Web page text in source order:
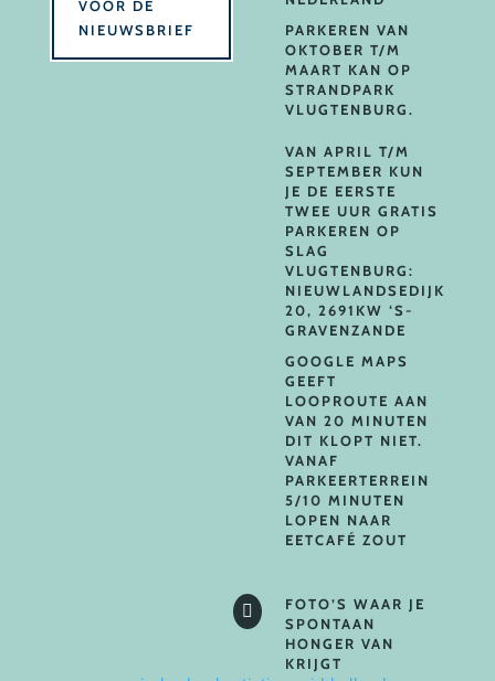
VOOR DE
NIEUWSBRIEF
PARKEREN VAN
OKTOBER T/M
MAART KAN OP
STRANDPARK
VLUGTENBURG.
VAN APRIL T/M
SEPTEMBER KUN
JE DE EERSTE
TWEE UUR GRATIS
PARKEREN OP
SLAG
VLUGTENBURG:
NIEUWLANDSEDIJK
20, 2691KW ‘S-
GRAVENZANDE
GOOGLE MAPS
GEEFT
LOOPROUTE AAN
VAN 20 MINUTEN
DIT KLOPT NIET.
VANAF
PARKEERTERREIN
5/10 MINUTEN
LOPEN NAAR
EETCAFÉ ZOUT

FOTO’S WAAR JE
SPONTAAN
HONGER VAN
KRIJGT